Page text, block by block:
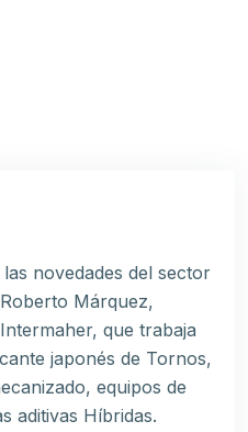
novedades del sector
Márquez,
que trabaja
japonés de Tornos,
equipos de
aditivas Híbridas.